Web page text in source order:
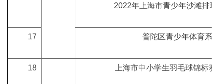
2022年上海市青少年沙滩排
17 普陀区青少年体育系
18 上海市中小学生羽毛球锦标